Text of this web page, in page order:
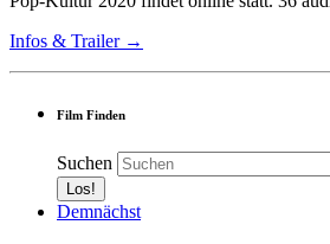
Infos & Trailer →
Film Finden
Suchen
Demnächst